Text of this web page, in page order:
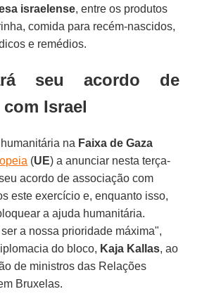
israelense, entre os produtos
comida para recém-nascidos,
e remédios.
seu acordo de
Israel
na Faixa de Gaza
(UE) a anunciar nesta terça-
acordo de associação com
este exercício e, enquanto isso,
a ajuda humanitária.
a nossa prioridade máxima",
do bloco, Kaja Kallas, ao
de ministros das Relações
Bruxelas.